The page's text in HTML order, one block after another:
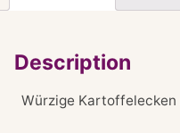
Description
Würzige